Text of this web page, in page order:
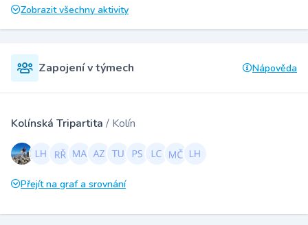
Zobrazit všechny aktivity
Zapojení v týmech Nápověda
Kolínská Tripartita / Kolín
Přejít na graf a srovnání